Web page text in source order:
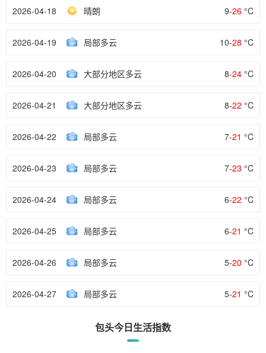
2026-04-18 晴朗 9-26 °C
2026-04-19 局部多云 10-28 °C
2026-04-20 大部分地区多云 8-24 °C
2026-04-21 大部分地区多云 8-22 °C
2026-04-22 局部多云 7-21 °C
2026-04-23 局部多云 7-23 °C
2026-04-24 局部多云 6-22 °C
2026-04-25 局部多云 6-21 °C
2026-04-26 局部多云 5-20 °C
2026-04-27 局部多云 5-21 °C
包头今日生活指数